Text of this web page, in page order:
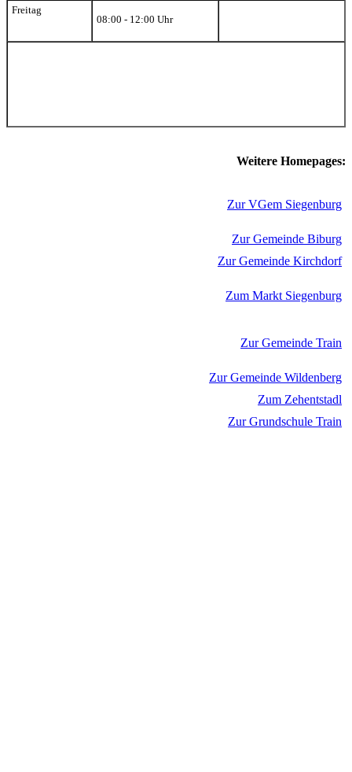
Freitag
08:00 - 12:00 Uhr
Weitere Homepages:
Zur VGem Siegenburg
Zur Gemeinde Biburg
Zur Gemeinde Kirchdorf
Zum Markt Siegenburg
Zur Gemeinde Train
Zur Gemeinde Wildenberg
Zum Zehentstadl
Zur Grundschule Train